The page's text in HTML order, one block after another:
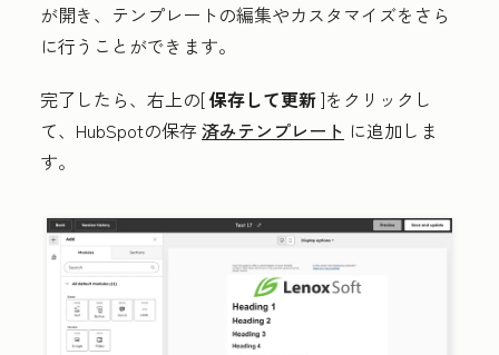
が開き、テンプレートの編集やカスタマイズをさら
に行うことができます。
完了したら、右上の[保存して更新]をクリックし
て、HubSpotの保存済みテンプレート に追加しま
す。